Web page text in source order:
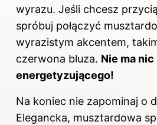
wyrazu. Jeśli chcesz
spróbuj połączyć
wyrazistym akcentem,
czerwona bluza. Nie ma
energetyzującego!
Na koniec nie zapominaj o
Elegancka, musztardowa